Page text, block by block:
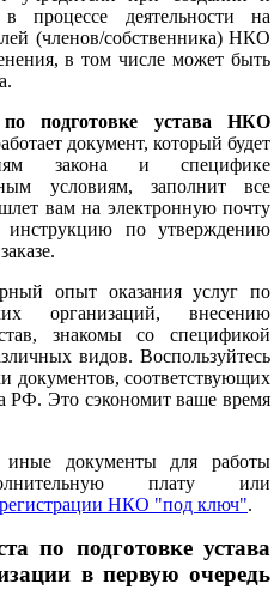
деятельности на
(членов/собственника) НКО
в том числе может быть
подготовке устава НКО
документ, который будет
закона и специфике
условиям, заполнит все
вам на электронную почту
по утверждению
опыт оказания услуг по
организаций, внесению
знакомы со спецификой
видов. Воспользуйтесь
документов, соответствующих
РФ. Это сэкономит ваше время
документы для работы
плату или
НКО "под ключ".
по подготовке устава
в первую очередь